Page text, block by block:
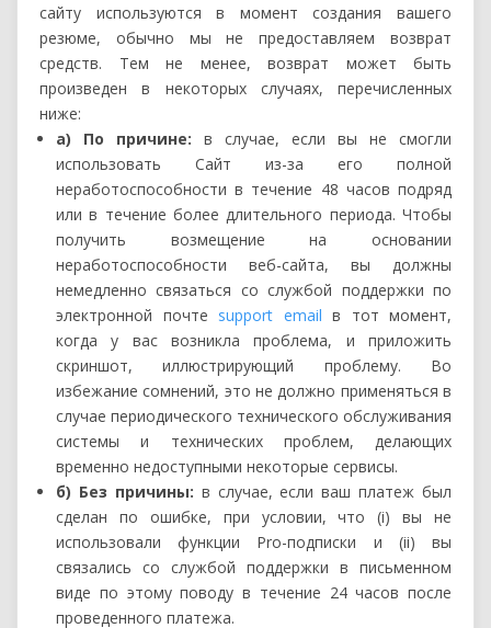
сайту используются в момент создания вашего
резюме, обычно мы не предоставляем возврат
средств. Тем не менее, возврат может быть
произведен в некоторых случаях, перечисленных
ниже:
а) По причине: в случае, если вы не смогли
использовать Сайт из-за его полной
неработоспособности в течение 48 часов подряд
или в течение более длительного периода. Чтобы
получить возмещение на основании
неработоспособности веб-сайта, вы должны
немедленно связаться со службой поддержки по
электронной почте support email в тот момент,
когда у вас возникла проблема, и приложить
скриншот, иллюстрирующий проблему. Во
избежание сомнений, это не должно применяться в
случае периодического технического обслуживания
системы и технических проблем, делающих
временно недоступными некоторые сервисы.
б) Без причины: в случае, если ваш платеж был
сделан по ошибке, при условии, что (i) вы не
использовали функции Pro-подписки и (ii) вы
связались со службой поддержки в письменном
виде по этому поводу в течение 24 часов после
проведенного платежа.